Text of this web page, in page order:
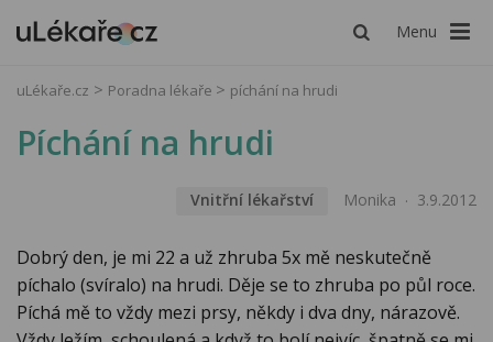
Menu
uLékaře.cz Poradna lékaře píchání na hrudi
Píchání na hrudi
Vnitřní lékařství Monika 3.9.2012
Dobrý den, je mi 22 a už zhruba 5x mě neskutečně
píchalo (svíralo) na hrudi. Děje se to zhruba po půl roce.
Píchá mě to vždy mezi prsy, někdy i dva dny, nárazově.